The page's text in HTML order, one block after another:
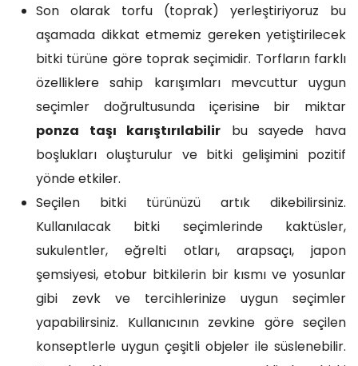
Son olarak torfu (toprak) yerleştiriyoruz bu
aşamada dikkat etmemiz gereken yetiştirilecek
bitki türüne göre toprak seçimidir. Torfların farklı
özelliklere sahip karışımları mevcuttur uygun
seçimler doğrultusunda içerisine bir miktar
ponza taşı karıştırılabilir bu sayede hava
boşlukları oluşturulur ve bitki gelişimini pozitif
yönde etkiler.
Seçilen bitki türünüzü artık dikebilirsiniz.
Kullanılacak bitki seçimlerinde kaktüsler,
sukulentler, eğrelti otları, arapsaçı, japon
şemsiyesi, etobur bitkilerin bir kısmı ve yosunlar
gibi zevk ve tercihlerinize uygun seçimler
yapabilirsiniz. Kullanıcının zevkine göre seçilen
konseptlerle uygun çeşitli objeler ile süslenebilir.